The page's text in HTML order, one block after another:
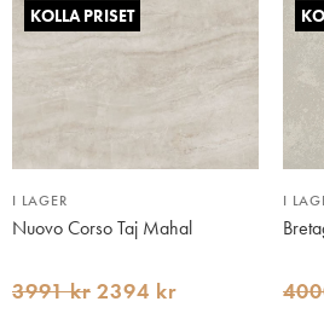
KOLLA PRISET
I LAGER
Nuovo Corso Taj Mahal
3991 kr 2394 kr
I